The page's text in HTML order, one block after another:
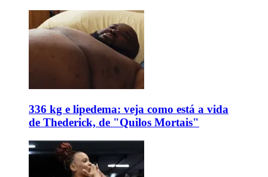
336 kg e lipedema: veja como está a vida
de Thederick, de "Quilos Mortais"